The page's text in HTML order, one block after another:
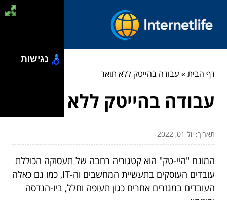
דף הבית» עבודה בהייטק ללא תואר
עבודה בהייטק ללא תואר
תאריך: יול 01, 2022
המונח "היי-טק" הוא קטגוריה רחבה של תעסוקה הכוללת
עובדים העוסקים בתעשיית המחשבים וה-IT, כמו גם כאלה
העובדים במגזרים אחרים כגון תעופה וחלל, ביו-הנדסה
נגישות